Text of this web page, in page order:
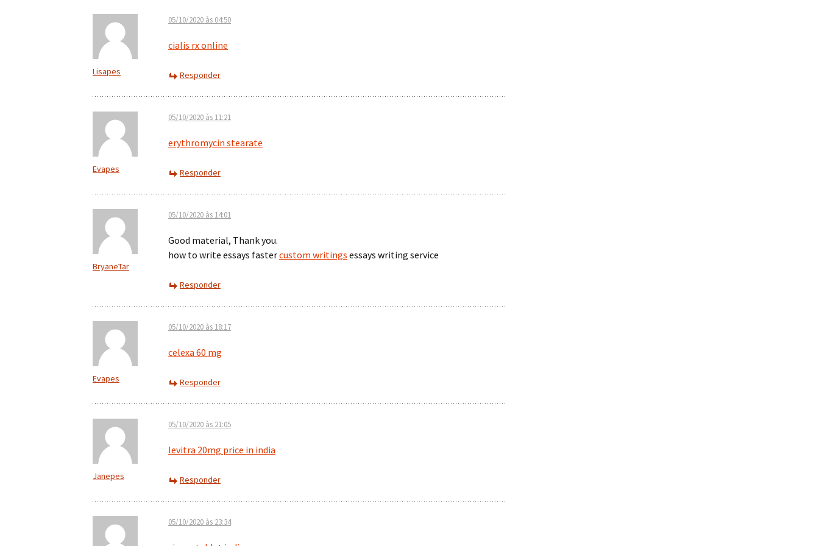
Lisapes
05/10/2020 às 04:50
cialis rx online
Responder
Evapes
05/10/2020 às 11:21
erythromycin stearate
Responder
BryaneTar
05/10/2020 às 14:01
Good material, Thank you.
how to write essays fastercustom writings essays writing service
Responder
Evapes
05/10/2020 às 18:17
celexa 60 mg
Responder
Janepes
05/10/2020 às 21:05
levitra 20mg price in india
Responder
05/10/2020 às 23:34